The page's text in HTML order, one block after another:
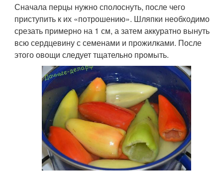
Сначала перцы нужно сполоснуть, после чего
приступить к их «потрошению». Шляпки необходимо
срезать примерно на 1 см, а затем аккуратно вынуть
всю сердцевину с семенами и прожилками. После
этого овощи следует тщательно промыть.